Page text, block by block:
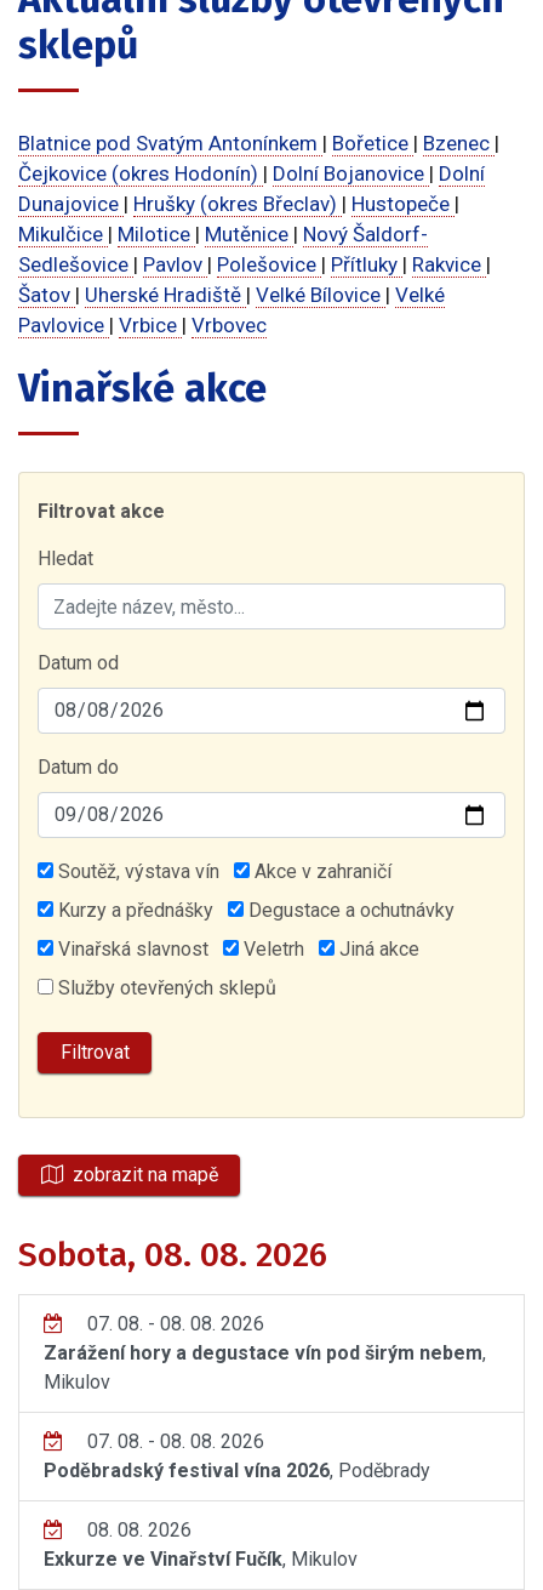
sklepů
Blatnice pod Svatým Antonínkem | Bořetice | Bzenec |
Čejkovice (okres Hodonín) | Dolní Bojanovice | Dolní
Dunajovice | Hrušky (okres Břeclav) | Hustopeče |
Mikulčice | Milotice | Mutěnice | Nový Šaldorf-
Sedlešovice | Pavlov | Polešovice | Přítluky | Rakvice |
Šatov | Uherské Hradiště | Velké Bílovice | Velké
Pavlovice | Vrbice | Vrbovec
Vinařské akce
Filtrovat akce
Hledat
Datum od
Datum do
Soutěž, výstava vín
Akce v zahraničí
Kurzy a přednášky
Degustace a ochutnávky
Vinařská slavnost
Veletrh
Jiná akce
Služby otevřených sklepů
zobrazit na mapě
Sobota, 08. 08. 2026
07. 08. - 08. 08. 2026
Zarážení hory a degustace vín pod širým nebem,
Mikulov
07. 08. - 08. 08. 2026
Poděbradský festival vína 2026, Poděbrady
08. 08. 2026
Exkurze ve Vinařství Fučík, Mikulov